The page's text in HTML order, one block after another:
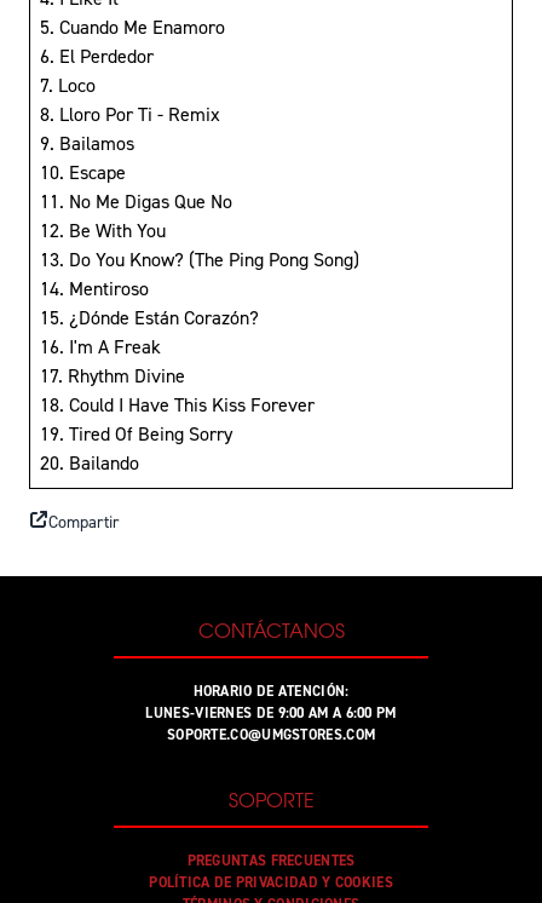
5. Cuando Me Enamoro
6. El Perdedor
7. Loco
8. Lloro Por Ti - Remix
9. Bailamos
10. Escape
11. No Me Digas Que No
12. Be With You
13. Do You Know? (The Ping Pong Song)
14. Mentiroso
15. ¿Dónde Están Corazón?
16. I'm A Freak
17. Rhythm Divine
18. Could I Have This Kiss Forever
19. Tired Of Being Sorry
20. Bailando
Compartir
CONTÁCTANOS
HORARIO DE ATENCIÓN:
LUNES-VIERNES DE 9:00 AM A 6:00 PM
SOPORTE.CO@UMGSTORES.COM
SOPORTE
PREGUNTAS FRECUENTES
POLÍTICA DE PRIVACIDAD Y COOKIES